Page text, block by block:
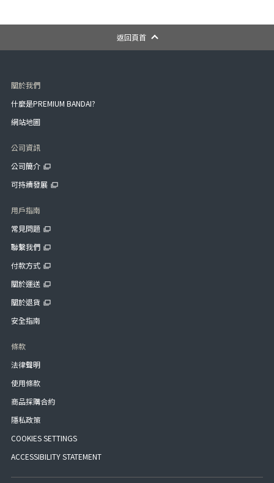
返回頁首
關於我們
什麼是PREMIUM BANDAI?
網站地圖
公司資訊
公司簡介
可持續發展
用戶指南
常見問題
聯繫我們
付款方式
關於運送
關於退貨
安全指南
條款
法律聲明
使用條款
商品採購合約
隱私政策
COOKIES SETTINGS
ACCESSIBILITY STATEMENT